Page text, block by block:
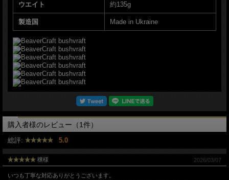
ウエイト 約135g
製造国 Made in Ukraine
購入者様のレビュー（1件）
総評: 5.0
穣様 2026/03/07
いつも丁寧な対応ありがとうございます。